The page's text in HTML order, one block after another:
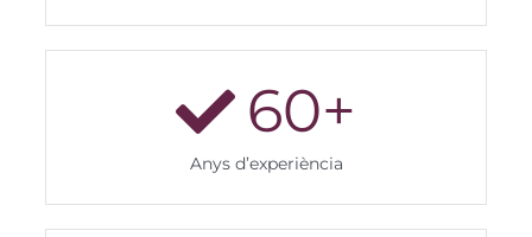
60+
Anys d’experiència